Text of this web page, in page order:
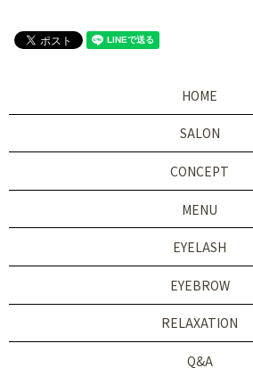
HOME
SALON
CONCEPT
MENU
EYELASH
EYEBROW
RELAXATION
Q&A